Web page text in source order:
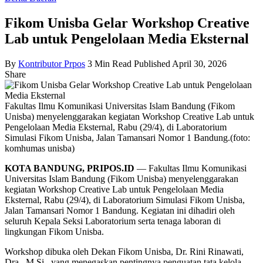
Fikom Unisba Gelar Workshop Creative
Lab untuk Pengelolaan Media Eksternal
By Kontributor Prpos 3 Min Read Published April 30, 2026
Share
Fakultas Ilmu Komunikasi Universitas Islam Bandung (Fikom
Unisba) menyelenggarakan kegiatan Workshop Creative Lab untuk
Pengelolaan Media Eksternal, Rabu (29/4), di Laboratorium
Simulasi Fikom Unisba, Jalan Tamansari Nomor 1 Bandung.(foto:
komhumas unisba)
KOTA BANDUNG, PRIPOS.ID — Fakultas Ilmu Komunikasi
Universitas Islam Bandung (Fikom Unisba) menyelenggarakan
kegiatan Workshop Creative Lab untuk Pengelolaan Media
Eksternal, Rabu (29/4), di Laboratorium Simulasi Fikom Unisba,
Jalan Tamansari Nomor 1 Bandung. Kegiatan ini dihadiri oleh
seluruh Kepala Seksi Laboratorium serta tenaga laboran di
lingkungan Fikom Unisba.
Workshop dibuka oleh Dekan Fikom Unisba, Dr. Rini Rinawati,